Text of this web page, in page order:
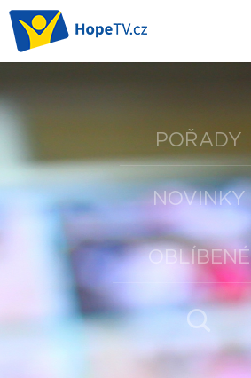
POŘADY
NOVINKY
OBLÍBENÉ